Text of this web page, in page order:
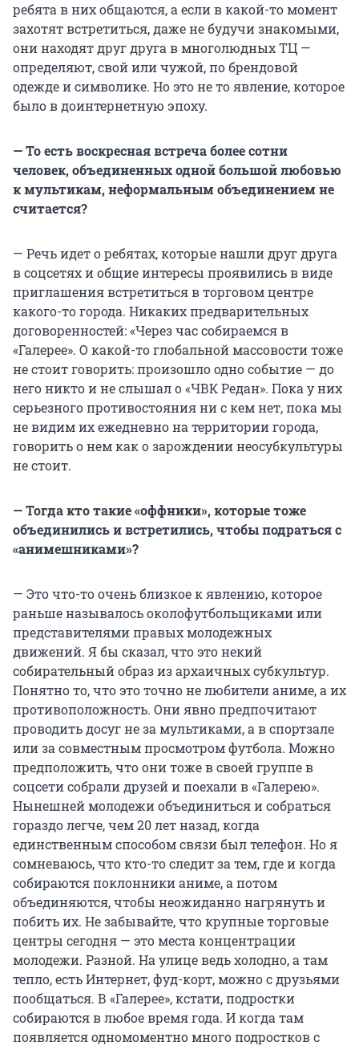
ребята в них общаются, а если в какой-то момент
захотят встретиться, даже не будучи знакомыми,
они находят друг друга в многолюдных ТЦ —
определяют, свой или чужой, по брендовой
одежде и символике. Но это не то явление, которое
было в доинтернетную эпоху.
— То есть воскресная встреча более сотни
человек, объединенных одной большой любовью
к мультикам, неформальным объединением не
считается?
— Речь идет о ребятах, которые нашли друг друга
в соцсетях и общие интересы проявились в виде
приглашения встретиться в торговом центре
какого-то города. Никаких предварительных
договоренностей: «Через час собираемся в
«Галерее». О какой-то глобальной массовости тоже
не стоит говорить: произошло одно событие — до
него никто и не слышал о «ЧВК Редан». Пока у них
серьезного противостояния ни с кем нет, пока мы
не видим их ежедневно на территории города,
говорить о нем как о зарождении неосубкультуры
не стоит.
— Тогда кто такие «оффники», которые тоже
объединились и встретились, чтобы подраться с
«анимешниками»?
— Это что-то очень близкое к явлению, которое
раньше называлось околофутбольщиками или
представителями правых молодежных
движений. Я бы сказал, что это некий
собирательный образ из архаичных субкультур.
Понятно то, что это точно не любители аниме, а их
противоположность. Они явно предпочитают
проводить досуг не за мультиками, а в спортзале
или за совместным просмотром футбола. Можно
предположить, что они тоже в своей группе в
соцсети собрали друзей и поехали в «Галерею».
Нынешней молодежи объединиться и собраться
гораздо легче, чем 20 лет назад, когда
единственным способом связи был телефон. Но я
сомневаюсь, что кто-то следит за тем, где и когда
собираются поклонники аниме, а потом
объединяются, чтобы неожиданно нагрянуть и
побить их. Не забывайте, что крупные торговые
центры сегодня — это места концентрации
молодежи. Разной. На улице ведь холодно, а там
тепло, есть Интернет, фуд-корт, можно с друзьями
пообщаться. В «Галерее», кстати, подростки
собираются в любое время года. И когда там
появляется одномоментно много подростков с